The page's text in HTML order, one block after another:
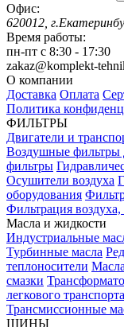
Офис:
620012,
Время работы:
пн-пт с 8:30 - 17:30
zakaz@komplekt-
О компании
Доставка Оплата
Политика
ФИЛЬТРЫ
Двигатели и
Воздушные фильтры
фильтры
Осушители воздуха
оборудования
Фильтрация воздуха,
Масла и жидкости
Индустриальные
Турбинные масла
теплоносители
смазки
легкового
Трансмиссионные
ШИНЫ